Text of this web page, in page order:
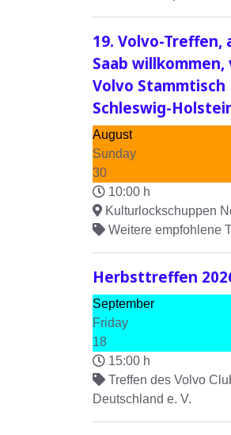
19. Volvo-Treffen,
Saab willkommen,
Volvo Stammtisch
Schleswig-
August
Sunday
30
10:00 h
Kulturlockschuppen
Weitere empfohlene
Herbsttreffen
September
Friday
18
15:00 h
Treffen des Volvo
Deutschland e. V.